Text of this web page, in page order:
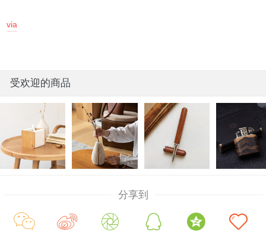
via
受欢迎的商品
分享到